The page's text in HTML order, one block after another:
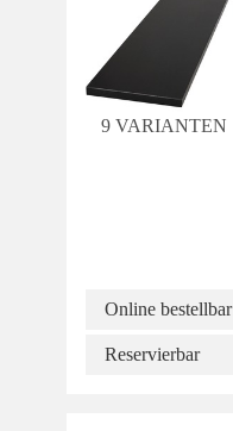
9 VARIANTEN
Online bestellbar
Reservierbar